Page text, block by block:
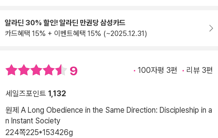
알라딘 30% 할인! 알라딘 만권당 삼성카드
카드혜택 15% + 이벤트혜택 15% (~2025.12.31)
9 100자평 3편 리뷰 3편
세일즈포인트 1,132
원제 A Long Obedience in the Same Direction: Discipleship in a
n Instant Society
224쪽225*153426g